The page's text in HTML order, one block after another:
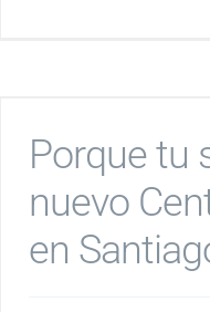
Porque tu
nuevo
en